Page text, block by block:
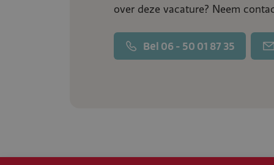
over deze vacature? Neem
Bel 06 - 50 01 87 35